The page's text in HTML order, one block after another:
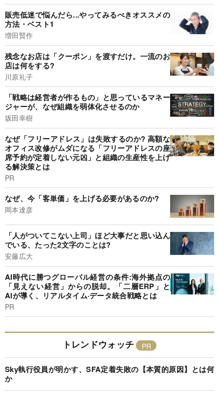
販売低迷で悩んだら...やってみるべきオススメの
方法・ベスト1
増田賢作
残念なお店は「クーポン」を渡すだけ。一流のお
店は何をする?
川原礼子
「戦略は経営者が作るもの」と思っているマネー
ジャーが、なぜ組織を弱体化させるのか
坂田幸樹
なぜ「フリーアドレス」は失敗するのか? 高額な
オフィス改修がムダになる「フリーアドレスの座
席予約が定着しない元凶」と組織の生産性を上げ
る解決策とは
PR
なぜ、今「客単価」を上げる必要があるのか?
岡本達彦
「人がついてこない上司」ほど大事だと思い込ん
でいる、たった2文字のことは?
安藤広大
AI時代に勝つグローバル経営の条件:海外拠点の
「見えない経営」からの脱却。「二層ERP」と
AIが導く、リアルタイム·データ統合戦略とは
PR
トレンドウォッチ
Sky執行役員が明かす、SFA定着失敗の【本質的原因】とは何
か